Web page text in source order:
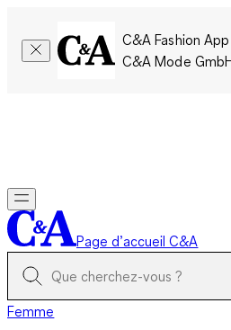
C&A Fashion App
C&A Mode
Page d’accueil C&A
Femme